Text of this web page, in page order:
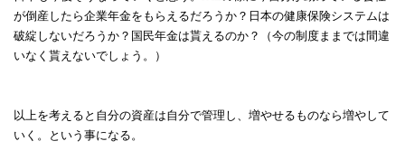
が倒産したら企業年金をもらえるだろうか？日本の健康保険システムは
破綻しないだろうか？国民年金は貰えるのか？（今の制度ままでは間違
いなく貰えないでしょう。）
以上を考えると自分の資産は自分で管理し、増やせるものなら増やして
いく。という事になる。